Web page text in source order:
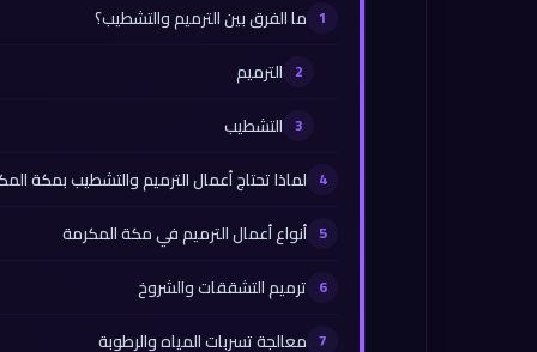
ما الفرق بين الترميم والتشطيب؟
الترميم
التشطيب
لماذا تحتاج أعمال الترميم والتشطيب بمكة
أنواع أعمال الترميم في مكة المكرمة
ترميم التشققات والشروخ
معالجة تسربات المياه والرطوبة